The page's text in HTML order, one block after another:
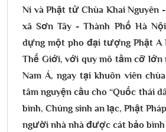
Ni và Phật tử Chùa Khai Nguyên
xã Sơn Tây - Thành Phố Hà
dựng một pho đại tượng Phật A
Thế Giới, với quy mô tầm cỡ
Nam Á, ngay tại khuôn viên
tâm nguyện cầu cho “Quốc thái
bình, Chúng sinh an lạc, Phật
người nhà nhà được cát bảo bình